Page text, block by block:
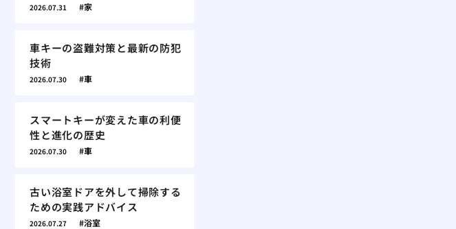
2026.07.31 家
車キーの盗難対策と最新の防犯
技術
2026.07.30 車
スマートキーが変えた車の利便
性と進化の歴史
2026.07.30 車
古い浴室ドアを外して掃除する
ための実践アドバイス
2026.07.27 浴室